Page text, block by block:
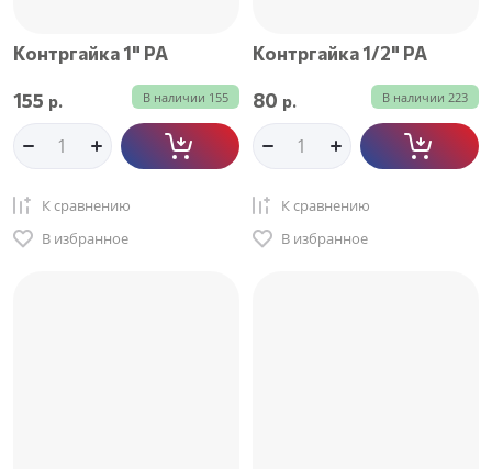
Контргайка 1" РА
В наличии 155
155 р.
К сравнению
В избранное
Контргайка 1/2" РА
В наличии 223
80 р.
К сравнению
В избранное